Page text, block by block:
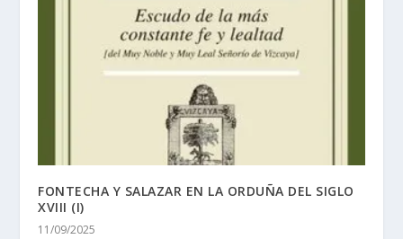
FONTECHA Y SALAZAR EN LA ORDUÑA DEL SIGLO
XVIII (I)
11/09/2025